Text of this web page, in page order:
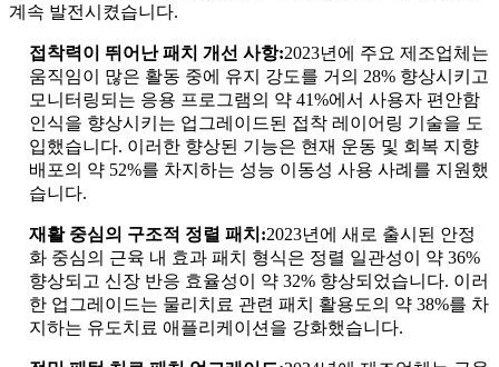
계속 발전시켰습니다.
접착력이 뛰어난 패치 개선 사항:2023년에 주요 제조업체는
움직임이 많은 활동 중에 유지 강도를 거의 28% 향상시키고
모니터링되는 응용 프로그램의 약 41%에서 사용자 편안함
인식을 향상시키는 업그레이드된 접착 레이어링 기술을 도
입했습니다. 이러한 향상된 기능은 현재 운동 및 회복 지향
배포의 약 52%를 차지하는 성능 이동성 사용 사례를 지원했
습니다.
재활 중심의 구조적 정렬 패치:2023년에 새로 출시된 안정
화 중심의 근육 내 효과 패치 형식은 정렬 일관성이 약 36%
향상되고 신장 반응 효율성이 약 32% 향상되었습니다. 이러
한 업그레이드는 물리치료 관련 패치 활용도의 약 38%를 차
지하는 유도치료 애플리케이션을 강화했습니다.